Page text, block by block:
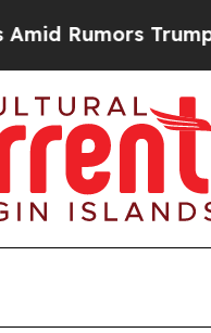
Trump Will cut